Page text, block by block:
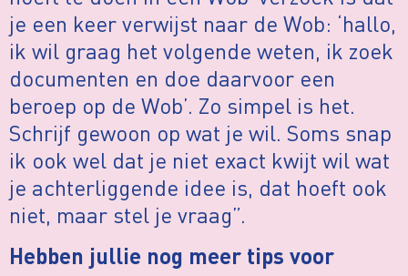
je een keer verwijst naar de Wob: ‘hallo,
ik wil graag het volgende weten, ik zoek
documenten en doe daarvoor een
beroep op de Wob’. Zo simpel is het.
Schrijf gewoon op wat je wil. Soms snap
ik ook wel dat je niet exact kwijt wil wat
je achterliggende idee is, dat hoeft ook
niet, maar stel je vraag”.
Hebben jullie nog meer tips voor